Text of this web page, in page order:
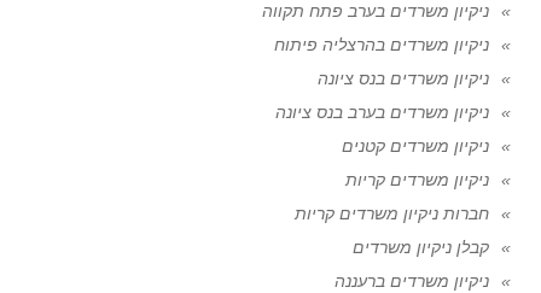
ניקיון משרדים בערב פתח תקווה
ניקיון משרדים בהרצליה פיתוח
ניקיון משרדים בנס ציונה
ניקיון משרדים בערב בנס ציונה
ניקיון משרדים קטנים
ניקיון משרדים קריות
חברות ניקיון משרדים קריות
קבלן ניקיון משרדים
ניקיון משרדים ברעננה